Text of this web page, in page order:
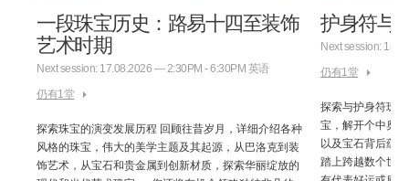
一段珠宝历史：路易十四至装饰
艺术时期
Next session: 17.08.2026 — 2:30PM - 6:30PM 英语
仍有1堂
探索珠宝的演变发展历程 回顾往昔岁月，详细介绍各种
风格的珠宝，伟大的美学主题及其起源，从巴洛克到装
饰艺术，从宝石和贵金属到创新材质，探索华丽绽放的
护身符与
Next session:
仍有1堂
探索与护身符珠
宝，解开个中奥
以及宝石背后蕴
踏上跨越数个世